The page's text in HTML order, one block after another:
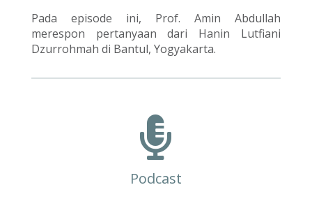
Pada episode ini, Prof. Amin Abdullah
merespon pertanyaan dari Hanin Lutfiani
Dzurrohmah di Bantul, Yogyakarta.

Podcast